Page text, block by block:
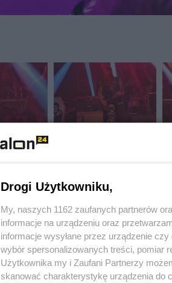
Drogi Użytkowniku,
My, naszych 1162 zaufanych partnerów
informacje na urządzeniu oraz
informacje wysyłane przez urządzenie
wybór spersonalizowanych treści, pomiar
Użytkownika my i Zaufani Partnerzy
skanować charakterystykę urządzenia do